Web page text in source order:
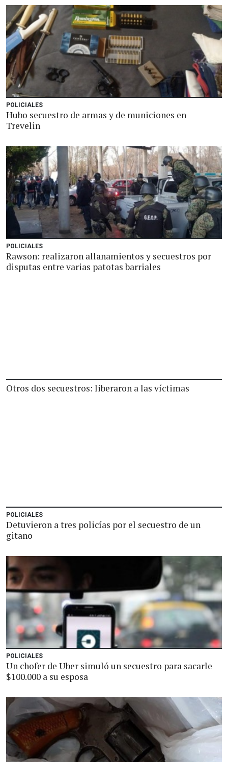
POLICIALES
Hubo secuestro de armas y de municiones en
Trevelin
POLICIALES
Rawson: realizaron allanamientos y secuestros por
disputas entre varias patotas barriales
Otros dos secuestros: liberaron a las víctimas
POLICIALES
Detuvieron a tres policías por el secuestro de un
gitano
POLICIALES
Un chofer de Uber simuló un secuestro para sacarle
$100.000 a su esposa